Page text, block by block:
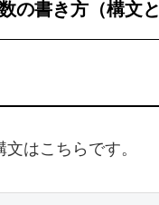
の書き方（構文と
はこちらです。